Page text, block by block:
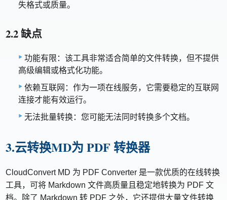
失格式或质量。
2.2 缺点
功能有限：该工具非常适合简单的文件转换，但不提供
高级编辑或格式化功能。
依赖互联网：作为一项在线服务，它需要稳定的互联网
连接才能有效运行。
无法批量转换：您可能无法同时转换多个文档。
3.云转换MD为 PDF 转换器
CloudConvert MD 为 PDF Converter 是一款优质的在线转换
工具，可将 Markdown 文件高质量且稳定地转换为 PDF 文
档。除了 Markdown 转 PDF 之外，它还提供大量文件转换